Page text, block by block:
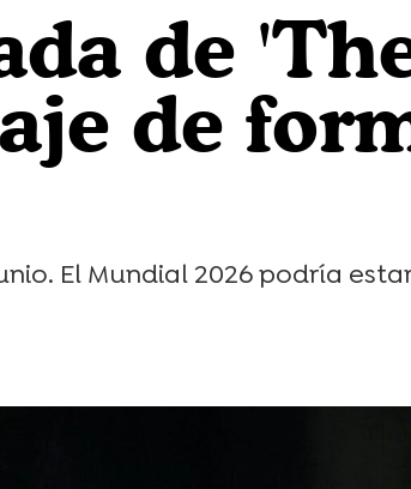
de
de
El Mundial 2026 podría